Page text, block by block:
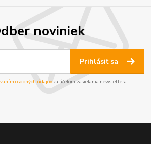
noviniek
Prihlásiť sa
osobných údajov za účelom zasielania newslettera.